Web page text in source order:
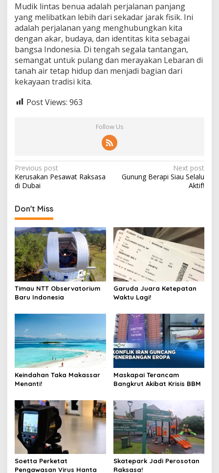
Mudik lintas benua adalah perjalanan panjang
yang melibatkan lebih dari sekadar jarak fisik. Ini
adalah perjalanan yang menghubungkan kita
dengan akar, budaya, dan identitas kita sebagai
bangsa Indonesia. Di tengah segala tantangan,
semangat untuk pulang dan merayakan Lebaran di
tanah air tetap hidup dan menjadi bagian dari
kekayaan tradisi kita.
Post Views: 963
Follow Us
Post
navigation
Previous post
Kerusakan Pesawat Raksasa
di Dubai
Next post
Gunung Berapi Siau Selalu
Aktif!
Don't Miss
Timau NTT Observatorium
Baru Indonesia
Garuda Juara Ketepatan
Waktu Lagi!
Keindahan Taka Makassar
Menanti!
Maskapai Terancam
Bangkrut Akibat Krisis BBM
Soetta Perketat
Pengawasan Virus Hanta
Skatepark Jadi Perosotan
Raksasa!